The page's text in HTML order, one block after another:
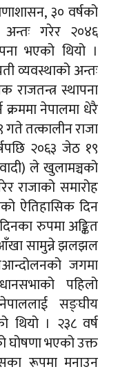
३० वर्षको
अन्तः गरेर २०४६
भएको थियो ।
व्यवस्थाको अन्तः
राजतन्त्र स्थापना
क्रममा नेपालमा धेरै
तत्कालीन राजा
२०६३ जेठ १९
ले खुलामञ्चको
राजाको समारोह
ऐतिहासिक दिन
रुपमा अङ्कित
सामुन्ने झलझल
जगमा
पहिलो
सङ्घीय
थियो । २३८ वर्ष
घोषणा भएको उक्त
रूपमा मनाउन